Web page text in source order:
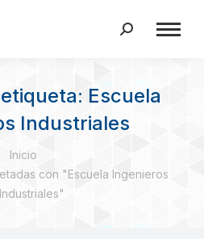
Buscar:
Escuela
Industriales
Inicio
con "Escuela Ingenieros
Industriales"